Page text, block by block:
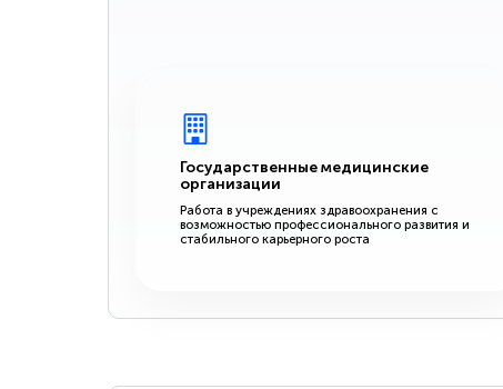
Государственные медицинские
организации
Работа в учреждениях здравоохранения с
возможностью профессионального развития и
стабильного карьерного роста